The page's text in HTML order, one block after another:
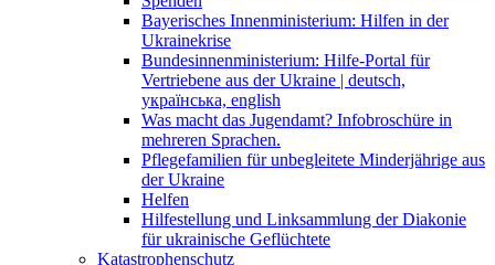
Bayerisches Innenministerium: Hilfen in der
Ukrainekrise
Bundesinnenministerium: Hilfe-Portal für
Vertriebene aus der Ukraine | deutsch,
українська, english
Was macht das Jugendamt? Infobroschüre in
mehreren Sprachen.
Pflegefamilien für unbegleitete Minderjährige aus
der Ukraine
Helfen
Hilfestellung und Linksammlung der Diakonie
für ukrainische Geflüchtete
Katastrophenschutz